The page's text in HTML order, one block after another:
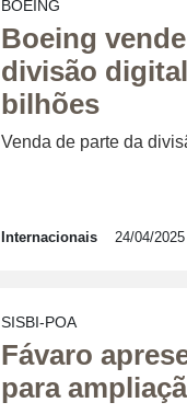
BOEING
Boeing
divisão
bilhões
Venda de parte da
Internacionais 24/04/2025
SISBI-POA
Fávaro
para